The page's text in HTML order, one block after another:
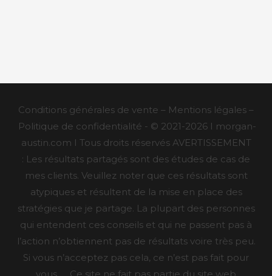
Conditions générales de vente – Mentions légales –
Politique de confidentialité - © 2021-2026 I morgan-
austin.com I Tous droits réservés AVERTISSEMENT
: Les résultats partagés sont des études de cas de
mes clients. Veuillez noter que ces résultats sont
atypiques et résultent de la mise en place des
stratégies que je partage. La plupart des personnes
qui entendent ces conseils et qui ne passent pas à
l’action n’obtiennent pas de résultats voire très peu.
Si vous n’acceptez pas cela, ce n’est pas fait pour